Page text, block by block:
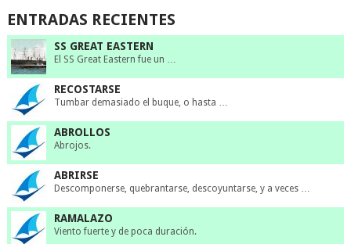
ENTRADAS RECIENTES
SS GREAT EASTERN
El SS Great Eastern fue un …
RECOSTARSE
Tumbar demasiado el buque, o hasta …
ABROLLOS
Abrojos.
ABRIRSE
Descomponerse, quebrantarse, descoyuntarse, y a veces …
RAMALAZO
Viento fuerte y de poca duración.